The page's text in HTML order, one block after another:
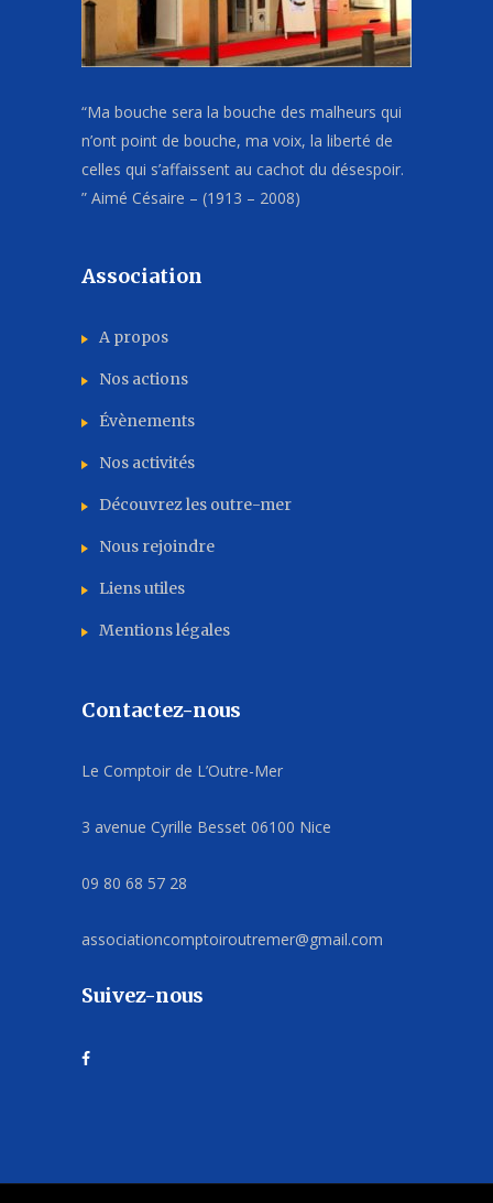
“Ma bouche sera la bouche des malheurs qui
n’ont point de bouche, ma voix, la liberté de
celles qui s’affaissent au cachot du désespoir.
” Aimé Césaire – (1913 – 2008)
Association
A propos
Nos actions
Évènements
Nos activités
Découvrez les outre-mer
Nous rejoindre
Liens utiles
Mentions légales
Contactez-nous
Le Comptoir de L’Outre-Mer
3 avenue Cyrille Besset 06100 Nice
09 80 68 57 28
associationcomptoiroutremer@gmail.com
Suivez-nous